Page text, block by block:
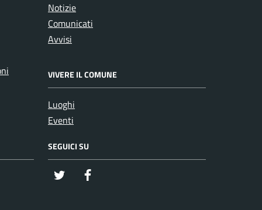
Notizie
Comunicati
Avvisi
VIVERE IL COMUNE
Luoghi
Eventi
SEGUICI SU
twitter